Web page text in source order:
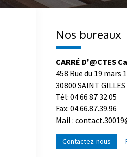
Nos bureaux
CARRÉ D'@CTES
458 Rue du 19 mars
30800 SAINT GILLES
Tél: 04 66 87 32 05
Fax: 04.66.87.39.96
Mail :
Contactez-nous